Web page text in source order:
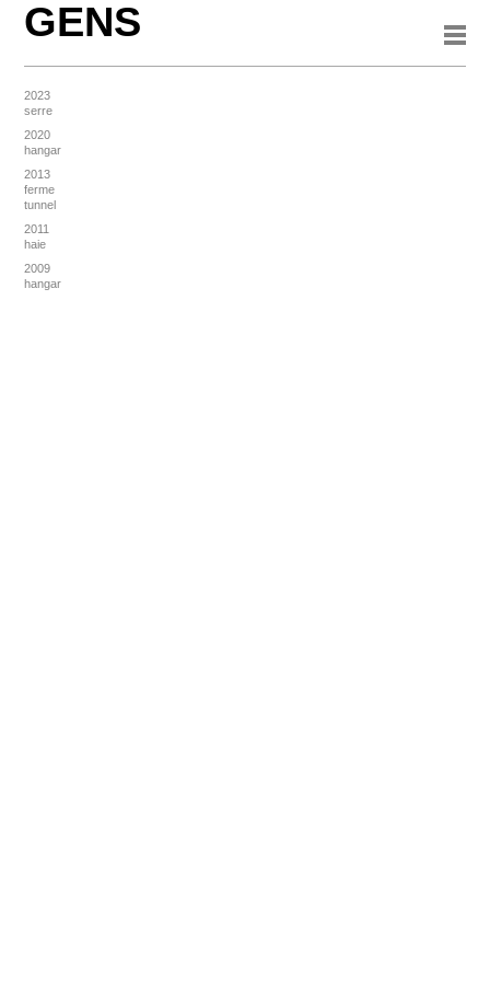
GENS
2023
serre
2020
hangar
2013
ferme
tunnel
2011
haie
2009
hangar